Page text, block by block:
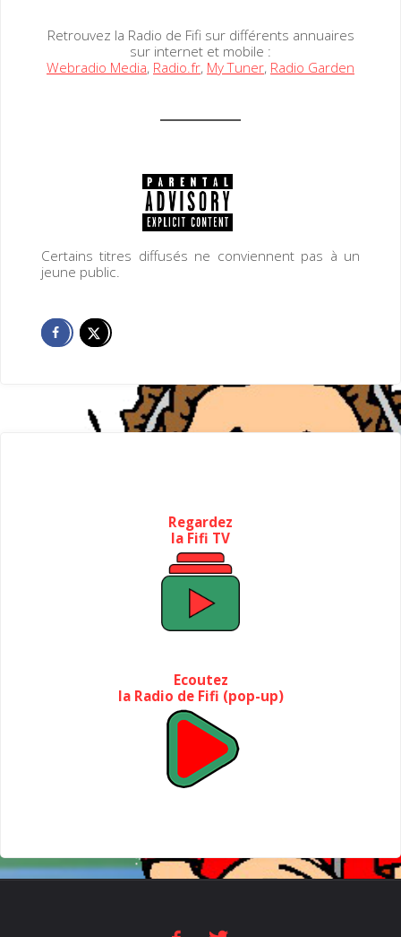
Retrouvez la Radio de Fifi sur différents annuaires
sur internet et mobile :
Webradio Media, Radio.fr, My Tuner, Radio Garden
Certains titres diffusés ne conviennent pas à un
jeune public.
Regardez
la Fifi TV
Ecoutez
la Radio de Fifi (pop-up)